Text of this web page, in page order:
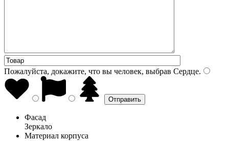
Пожалуйста, докажите, что вы человек, выбрав Сердце.
Фасад
Зеркало
Материал корпуса